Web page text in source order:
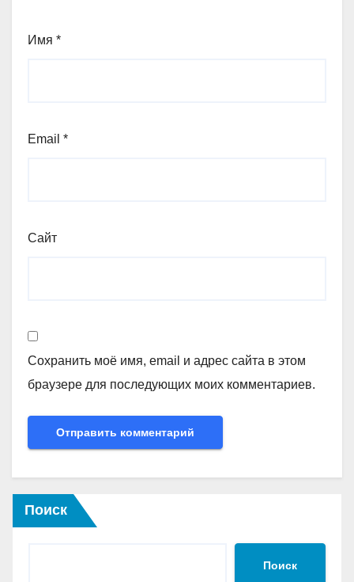
Имя *
Email *
Сайт
Сохранить моё имя, email и адрес сайта в этом
браузере для последующих моих комментариев.
Поиск
Поиск